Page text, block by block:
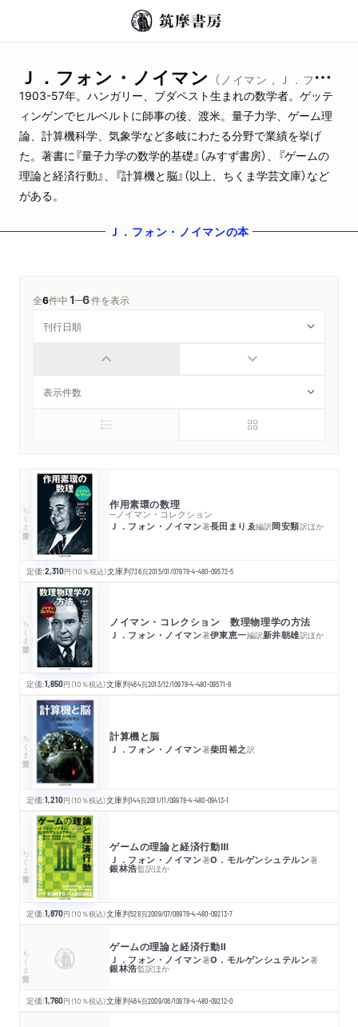
Ｊ．フォン・ノイマン （ノイマン，Ｊ．フォン）
1903-57年。ハンガリー、ブダペスト生まれの数学者。ゲッテ
ィンゲンでヒルベルトに師事の後、渡米。量子力学、ゲーム理
論、計算機科学、気象学など多岐にわたる分野で業績を挙げ
た。著書に『量子力学の数学的基礎』（みすず書房）、『ゲームの
理論と経済行動』、『計算機と脳』（以上、ちくま学芸文庫）など
がある。
Ｊ．フォン・ノイマンの本
全6件中1─6件を表示
ちくま学芸文庫 作用素環の数理
─ノイマン・コレクション
Ｊ．フォン・ノイマン著長田まりゑ編訳岡安類訳ほか
定価:2,310円 （10％税込）文庫判736頁2015/01/07978-4-480-09572-5
ちくま学芸文庫 ノイマン・コレクション 数理物理学の方法
Ｊ．フォン・ノイマン著伊東恵一編訳新井朝雄訳ほか
定価:1,650円 （10％税込）文庫判464頁2013/12/10978-4-480-09571-8
ちくま学芸文庫 計算機と脳
Ｊ．フォン・ノイマン著柴田裕之訳
定価:1,210円 （10％税込）文庫判144頁2011/11/09978-4-480-09413-1
ちくま学芸文庫 ゲームの理論と経済行動Ⅲ
Ｊ．フォン・ノイマン著О．モルゲンシュテルン著
銀林浩監訳ほか
定価:1,870円 （10％税込）文庫判528頁2009/07/08978-4-480-09213-7
ちくま学芸文庫 ゲームの理論と経済行動Ⅱ
Ｊ．フォン・ノイマン著О．モルゲンシュテルン著
銀林浩監訳ほか
定価:1,760円 （10％税込）文庫判464頁2009/06/10978-4-480-09212-0